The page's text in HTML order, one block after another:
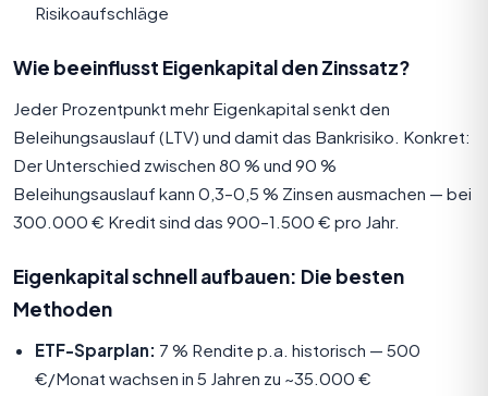
Risikoaufschläge
Wie beeinflusst Eigenkapital den Zinssatz?
Jeder Prozentpunkt mehr Eigenkapital senkt den
Beleihungsauslauf (LTV) und damit das Bankrisiko. Konkret:
Der Unterschied zwischen 80 % und 90 %
Beleihungsauslauf kann 0,3–0,5 % Zinsen ausmachen — bei
300.000 € Kredit sind das 900–1.500 € pro Jahr.
Eigenkapital schnell aufbauen: Die besten
Methoden
ETF-Sparplan: 7 % Rendite p.a. historisch — 500
€/Monat wachsen in 5 Jahren zu ~35.000 €